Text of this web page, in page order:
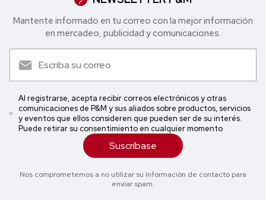
Mantente informado en tu correo con la mejor in formación
en mercadeo, publicidad y comunicaciones.
Al registrarse, acepta recibir correos electrónicos y otras
comunicaciones de P&M y sus aliados sobre productos, servicios
y eventos que ellos consideren que pueden ser de su interés.
Puede retirar su consentimiento en cualquier momento
Suscríbase
Nos comprometemos a no utilizar su información de contacto para
enviar spam.